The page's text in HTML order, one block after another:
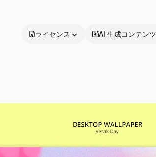
ライセンス AI 生成コンテンツ
製品